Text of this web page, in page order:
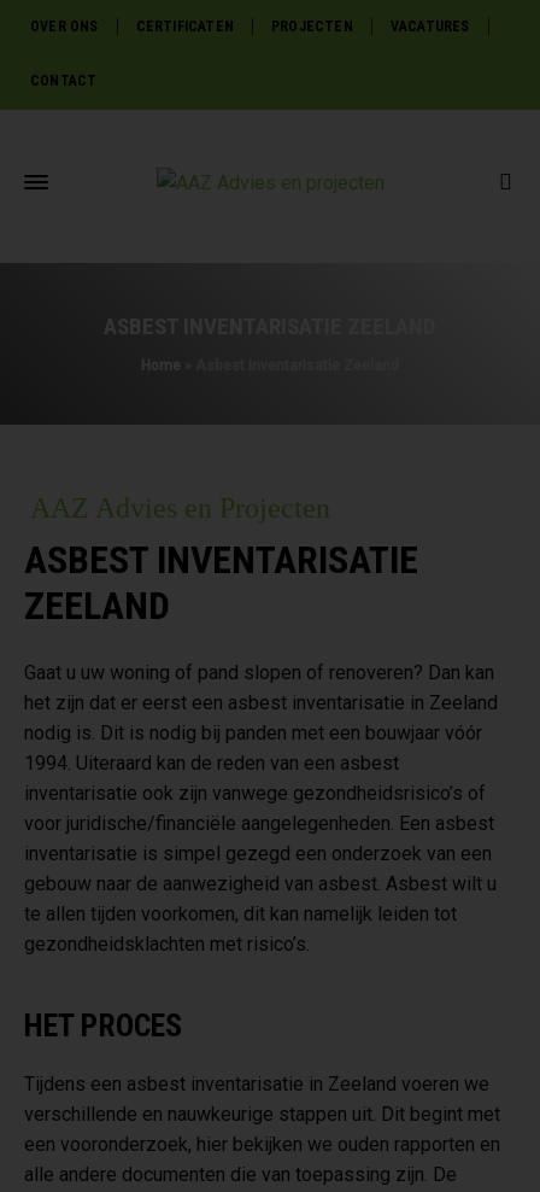
OVER ONS CERTIFICATEN PROJECTEN VACATURES
CONTACT
AAZ Advies en Projecten
ASBEST INVENTARISATIE
ZEELAND
Gaat u uw woning of pand slopen of renoveren? Dan kan
het zijn dat er eerst een asbest inventarisatie in Zeeland
nodig is. Dit is nodig bij panden met een bouwjaar vóór
1994. Uiteraard kan de reden van een asbest
inventarisatie ook zijn vanwege gezondheidsrisico’s of
voor juridische/financiële aangelegenheden. Een asbest
inventarisatie is simpel gezegd een onderzoek van een
gebouw naar de aanwezigheid van asbest. Asbest wilt u
te allen tijden voorkomen, dit kan namelijk leiden tot
gezondheidsklachten met risico’s.
HET PROCES
Tijdens een asbest inventarisatie in Zeeland voeren we
verschillende en nauwkeurige stappen uit. Dit begint met
een vooronderzoek, hier bekijken we ouden rapporten en
alle andere documenten die van toepassing zijn. De